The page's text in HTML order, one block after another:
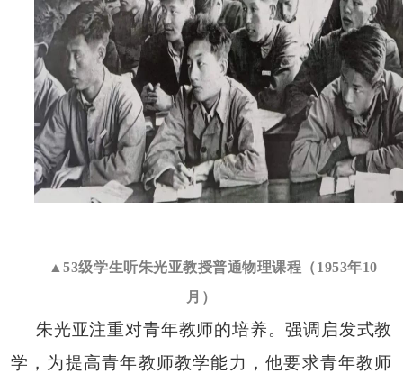
▲53级学生听朱光亚教授普通物理课程（1953年10
月）
朱光亚注重对青年教师的培养。强调启发式教
学，为提高青年教师教学能力，他要求青年教师